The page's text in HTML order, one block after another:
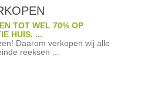
TOT WEL 70% OP
HUIS, ...
Daarom verkopen wij alle
reeksen ...